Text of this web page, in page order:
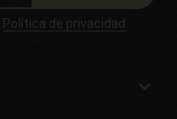
Política de privacidad